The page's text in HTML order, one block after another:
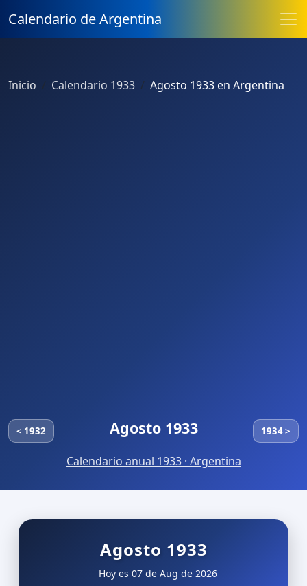
Calendario de Argentina
Inicio Calendario 1933 Agosto 1933 en Argentina
< 1932 Agosto 1933 1934 >
Calendario anual 1933 · Argentina
Agosto 1933
Hoy es 07 de Aug de 2026